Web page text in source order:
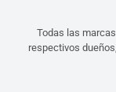
Todas las
respectivos